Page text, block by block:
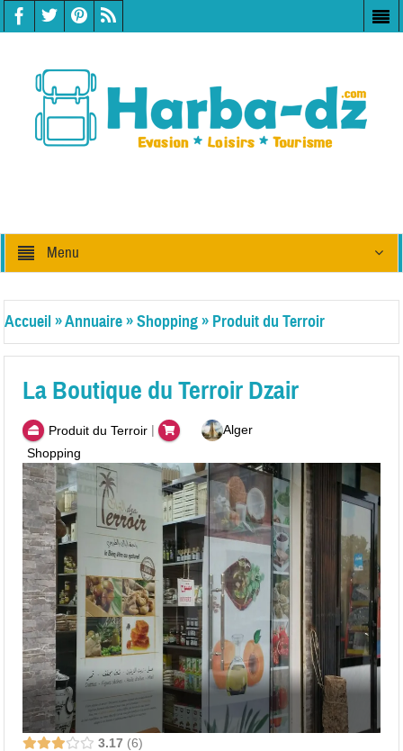
Menu
Accueil»Annuaire»Shopping» Produit du Terroir
La Boutique du Terroir Dzair
Produit du Terroir|
Shopping
Alger
3.17 6